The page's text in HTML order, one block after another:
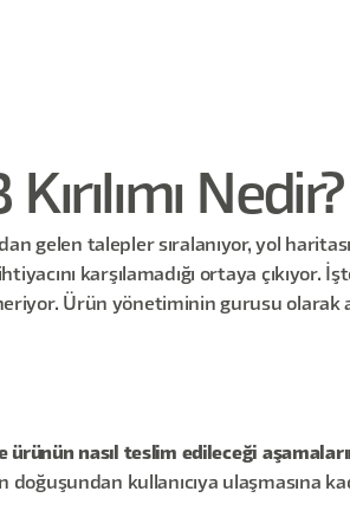
Nedir?
gelen talepler sıralanıyor, yol
karşılamadığı ortaya çıkıyor.
Ürün yönetiminin gurusu olarak
nasıl teslim edileceği
doğuşundan kullanıcıya ulaşmasına